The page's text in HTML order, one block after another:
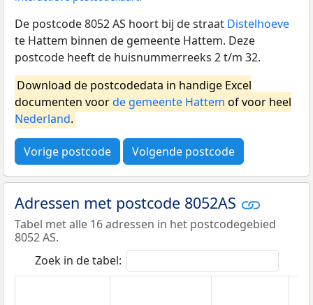
De postcode 8052 AS hoort bij de straat Distelhoeve
te Hattem binnen de gemeente Hattem. Deze
postcode heeft de huisnummerreeks 2 t/m 32.
Download de postcodedata in handige Excel
documenten voorde gemeente Hattem of voor heel
Nederland.
Vorige postcode Volgende postcode
Adressen met postcode 8052AS
Tabel met alle 16 adressen in het postcodegebied
8052 AS.
Zoek in de tabel: